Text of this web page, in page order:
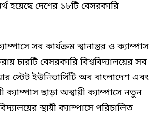
হয়েছে দেশের ১৮টি বেসরকারি
সব কার্যক্রম স্থানান্তর ও ক্যাম্পাস
চারটি বেসরকারি বিশ্ববিদ্যালয়ের সব
স্টেট ইউনিভার্সিটি অব বাংলাদেশ এবং
ক্যাম্পাস ছাড়া অস্থায়ী ক্যাম্পাসে নতুন
স্থায়ী ক্যাম্পাসে পরিচালিত